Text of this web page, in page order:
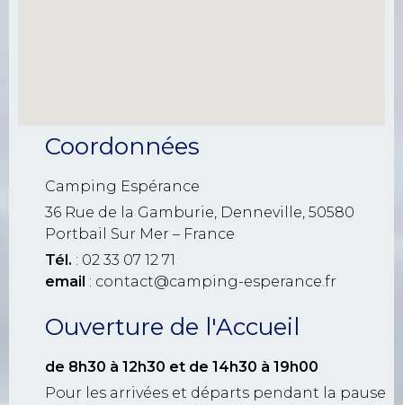
Coordonnées
Camping Espérance
36 Rue de la Gamburie, Denneville, 50580
Portbail Sur Mer – France
Tél. : 02 33 07 12 71
email : contact@camping-esperance.fr
Ouverture de l'Accueil
de 8h30 à 12h30 et de 14h30 à 19h00
Pour les arrivées et départs pendant la pause